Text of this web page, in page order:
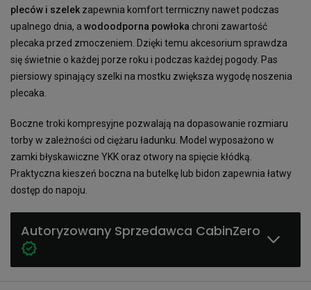
pleców i szelek zapewnia komfort termiczny nawet podczas
upalnego dnia, a wodoodporna powłoka chroni zawartość
plecaka przed zmoczeniem. Dzięki temu akcesorium sprawdza
się świetnie o każdej porze roku i podczas każdej pogody. Pas
piersiowy spinający szelki na mostku zwiększa wygodę noszenia
plecaka.
Boczne troki kompresyjne pozwalają na dopasowanie rozmiaru
torby w zależności od ciężaru ładunku. Model wyposażono w
zamki błyskawiczne YKK oraz otwory na spięcie kłódką.
Praktyczna kieszeń boczna na butelkę lub bidon zapewnia łatwy
dostęp do napoju.
Autoryzowany Sprzedawca CabinZero